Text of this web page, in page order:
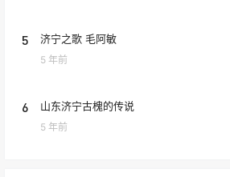
5 济宁之歌 毛阿敏
5 年前
6 山东济宁古槐的传说
5 年前